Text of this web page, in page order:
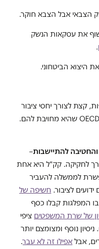
הצבאי אבל הצבא חוקר.
את עסקאות הנשק
.
את היצוא הביטחוני.
קצת לצורך יחסי ציבור
וקצת כדי לעמוד בקריטריונים של ה-OECD שהיא מחויבת להם.
–
לחקיקה. קק"ל היא אחת
לממשלה להעביר
לציבור. חשיפה של
המפלגות קבלו כסף
של שרת המשפטים ציפי
נוסף ומצומצם יותר
אבל אפילו זה לא עבר.